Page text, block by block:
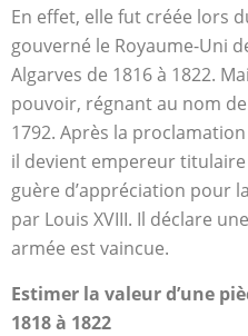
En effet, elle fut créée lors
gouverné le Royaume-Uni
Algarves de 1816 à 1822.
pouvoir, régnant au nom
1792. Après la
il devient empereur titulaire
guère d’appréciation pour
par Louis XVIII. Il déclare
armée est vaincue.
Estimer la valeur d’une
1818 à 1822